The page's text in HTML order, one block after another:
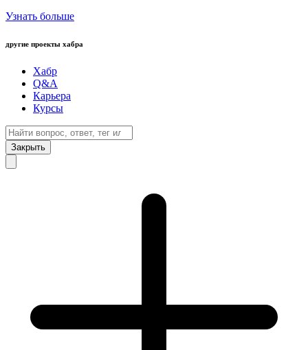
Узнать больше
другие проекты хабра
Хабр
Q&A
Карьера
Курсы
Закрыть